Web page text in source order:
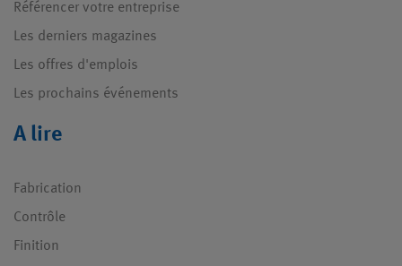
Référencer votre entreprise
Les derniers magazines
Les offres d'emplois
Les prochains événements
A lire
Fabrication
Contrôle
Finition